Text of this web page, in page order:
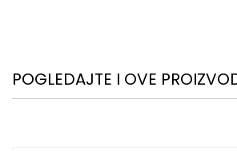
POGLEDAJTE I OVE